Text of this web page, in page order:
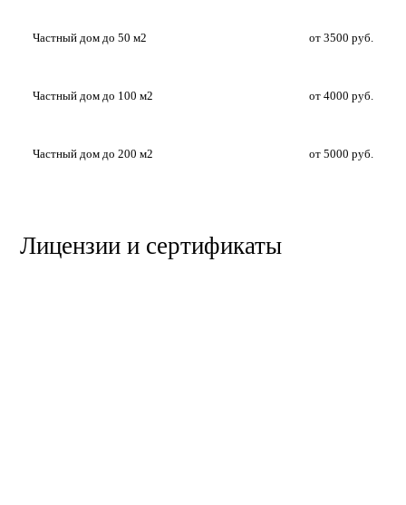
Частный дом до 50 м2 от 3500 руб.
Частный дом до 100 м2 от 4000 руб.
Частный дом до 200 м2 от 5000 руб.
Лицензии и сертификаты